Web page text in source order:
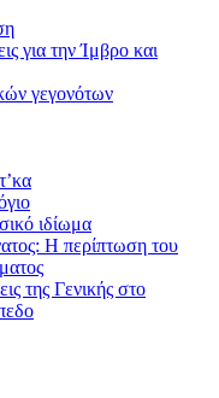
για την Ίμβρο και
γεγονότων
ιδίωμα
Η περίπτωση του
της Γενικής στο